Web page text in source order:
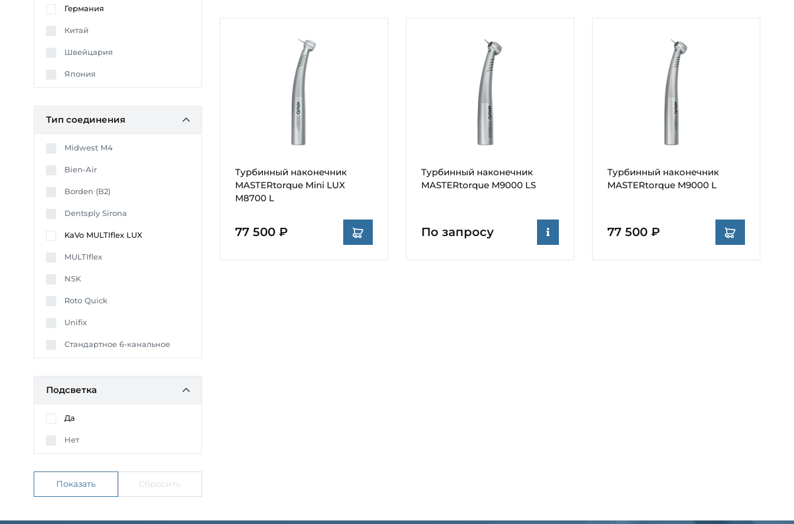
Германия
Китай
Швейцария
Япония
Тип соединения
Midwest M4
Biеn-Air
Borden (B2)
Dentsply Sirona
KaVo MULTIflex LUX
MULTIflex
NSK
Roto Quick
Unifix
Стандартное 6-канальное
Подсветка
Да
Нет
Турбинный наконечник
MASTERtorque Mini LUX
M8700 L
77 500 ₽
Турбинный наконечник
MASTERtorque M9000 LS
По запросу
Турбинный наконечник
MASTERtorque M9000 L
77 500 ₽